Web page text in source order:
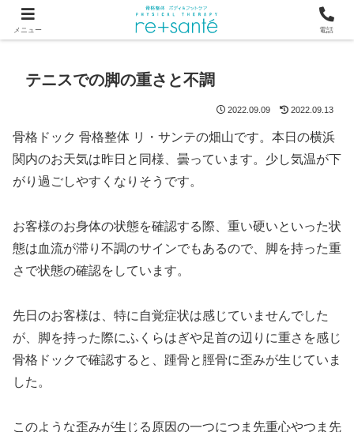
つらい首・肩こり・腰の痛みは、骨から見直す横浜市関内の整体
テニスでの脚の重さと不調
2022.09.09 2022.09.13
骨格ドック 骨格整体 リ・サンテの畑山です。本日の横浜
関内のお天気は昨日と同様、曇っています。少し気温が下
がり過ごしやすくなりそうです。
お客様のお身体の状態を確認する際、重い硬いといった状
態は血流が滞り不調のサインでもあるので、脚を持った重
さで状態の確認をしています。
先日のお客様は、特に自覚症状は感じていませんでした
が、脚を持った際にふくらはぎや足首の辺りに重さを感じ
骨格ドックで確認すると、踵骨と脛骨に歪みが生じていま
した。
このような歪みが生じる原因の一つにつま先重心やつま先
メニュー 電話